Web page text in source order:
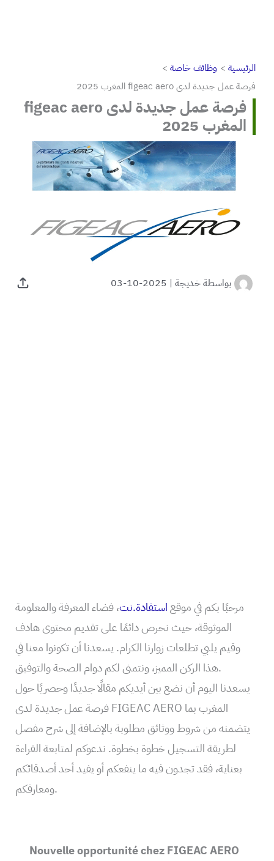
الرئيسية
وظائف خاصة
فرصة عمل جديدة لدى figeac aero المغرب 2025
فرصة عمل جديدة لدى figeac aero
المغرب 2025
بواسطةخديجة |
2025-10-03
مرحبًا بكم في موقعاستفادة.نت، فضاء المعرفة والمعلومة
الموثوقة، حيث نحرص دائمًا على تقديم محتوى هادف
وقيم يلبي تطلعات زوارنا الكرام. يسعدنا أن تكونوا معنا في
هذا الركن المميز، ونتمنى لكم دوام الصحة والتوفيق.
يسعدنا اليوم أن نضع بين أيديكم مقالًا جديدًا وحصريًا حول
فرصة عمل جديدة لدى FIGEAC AERO المغرب بما
يتضمنه من شروط ووثائق مطلوبة بالإضافة إلى شرح مفصل
لطريقة التسجيل خطوة بخطوة. ندعوكم لمتابعة القراءة
بعناية، فقد تجدون فيه ما ينفعكم أو يفيد أحد أصدقائكم
ومعارفكم.
Nouvelle opportunité chez FIGEAC AERO